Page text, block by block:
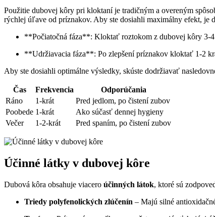
Použitie dubovej kôry pri kloktaní je tradičným a overeným
rýchlej úľave od príznakov. Aby ste dosiahli maximálny efekt, je
**Počiatočná fáza**: Kloktať roztokom z dubovej kôry 3-4
**Udržiavacia fáza**: Po zlepšení príznakov kloktať 1-2
Aby ste dosiahli optimálne výsledky, skúste dodržiavať
Čas Frekvencia
Odporúčania
Ráno
1-krát
Pred jedlom, po čistení zubov
Poobede 1-krát
Ako súčasť dennej hygieny
Večer
1-2-krát Pred spaním, po čistení zubov
Účinné látky v dubovej kôre
Dubová kôra obsahuje viacero účinných látok, ktoré sú
Triedy polyfenolických zlúčenín – Majú silné